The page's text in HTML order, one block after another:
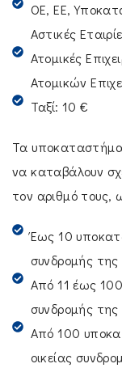
ΟΕ, ΕΕ,
Αστικές
Ατομικές
Ατομικών
Ταξί: 10 €
Τα
να καταβάλουν
τον αριθμό τους,
Έως 10
συνδρομής της
Από 11 έως
συνδρομής της
Από 100
οικείας